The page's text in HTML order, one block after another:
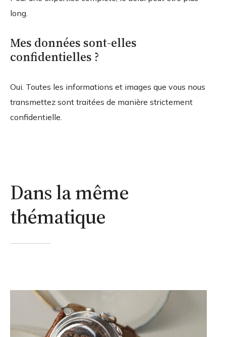
long.
Mes données sont-elles
confidentielles ?
Oui. Toutes les informations et images que vous nous
transmettez sont traitées de manière strictement
confidentielle.
Dans la même
thématique